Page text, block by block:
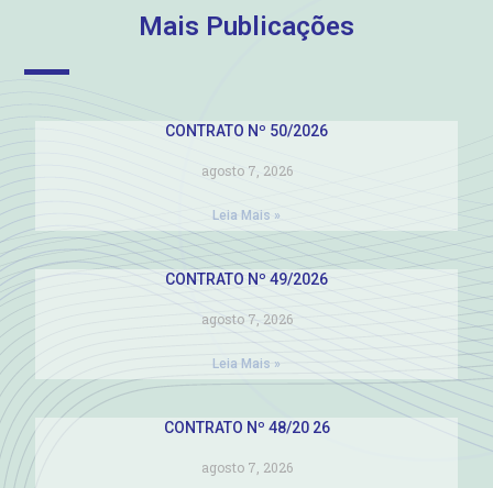
Mais Publicações
CONTRATO Nº 50/2026
agosto 7, 2026
Leia Mais »
CONTRATO Nº 49/2026
agosto 7, 2026
Leia Mais »
CONTRATO Nº 48/20 26
agosto 7, 2026